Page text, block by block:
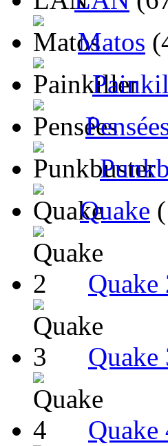
Matos
Quake
Quake
Quake
Quake